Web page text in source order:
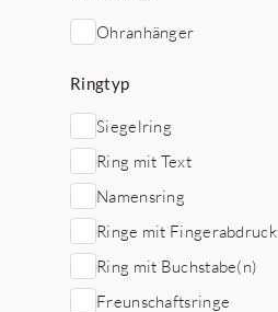
Ohranhänger
Ringtyp
Siegelring
Ring mit Text
Namensring
Ringe mit Fingerabdruck
Ring mit Buchstabe(n)
Freunschaftsringe